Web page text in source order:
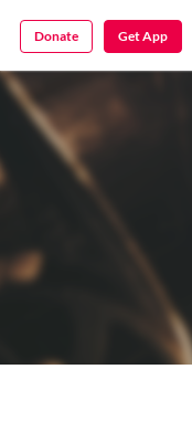
Get App
Donate